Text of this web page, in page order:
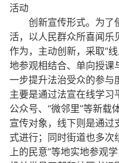
活动
创新宣传形式。为了
活，以人民群众所喜闻乐
作为，主动创新，采取“
地参观相结合、单向授课
一步提升法治受众的参与
主要是通过法宣在线学习
公众号、“微邻里”等新载
宣传对象，线下则是通过
式进行；同时街道也多次
上的民意”等地实地参观